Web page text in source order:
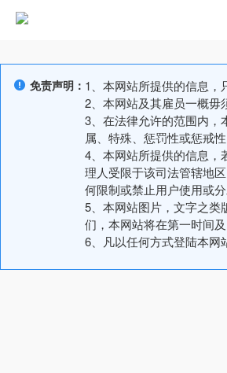
免责声明： 1、本网站所提供的信息，
2、本网站及其雇员一概毋
3、在法律允许的范围内，
属、特殊、惩罚性或惩戒
4、本网站所提供的信息，
理人受限于该司法管辖地
何限制或禁止用户使用或
5、本网站图片，文字之类
们，本网站将在第一时间及
6、凡以任何方式登陆本网